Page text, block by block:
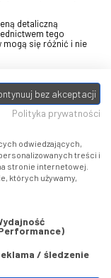
detaliczną
tego
mogą się różnić i nie
na stronie
Dowiedz się jak
wartość
w Panelu
handlowo-
braku zgody
zakupów w sklepach
tworzących
bez akceptacji
Polityka prywatności
odwiedzających,
treści i
stronie internetowej.
których używamy,
/ śledzenie